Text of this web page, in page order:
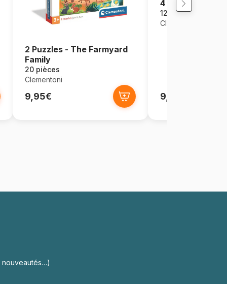
2 Puzzles - The Farmyard
Family
20 pièces
Clementoni
9,95€
4 Puzzles -
12 pièces
Clementoni
9,95€
nouveautés…)